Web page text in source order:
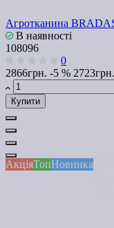
Агротканина
В наявності
108096
0
2866грн. -5 % 2723грн.
Купити
АкціяТопНовинка